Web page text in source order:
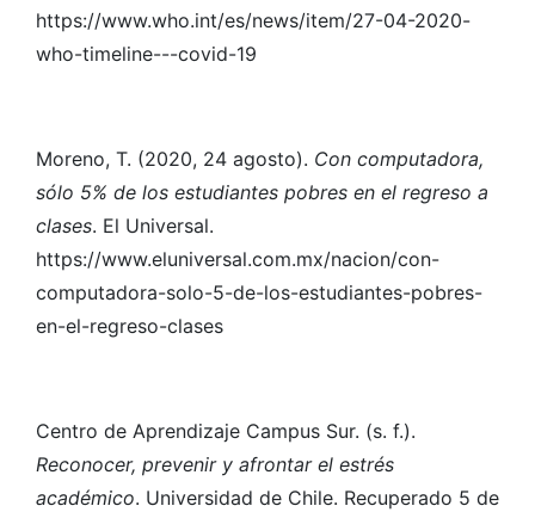
https://www.who.int/es/news/item/27-04-2020-
who-timeline---covid-19
Moreno, T. (2020, 24 agosto). Con computadora,
sólo 5% de los estudiantes pobres en el regreso a
clases. El Universal.
https://www.eluniversal.com.mx/nacion/con-
computadora-solo-5-de-los-estudiantes-pobres-
en-el-regreso-clases
Centro de Aprendizaje Campus Sur. (s. f.).
Reconocer, prevenir y afrontar el estrés
académico. Universidad de Chile. Recuperado 5 de